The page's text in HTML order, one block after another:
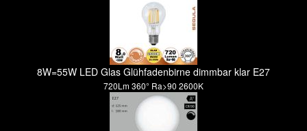
8W=55W LED Glas Glühfadenbirne dimmbar klar E27
720Lm 360° Ra>90 2600K